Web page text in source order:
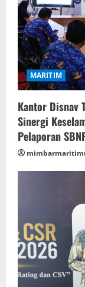
MARITIM
Kantor Disnav
Sinergi
Pelaporan